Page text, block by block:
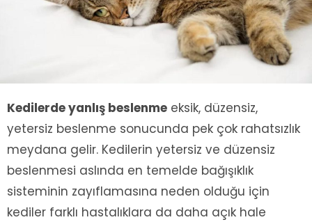
Kedilerde yanlış beslenme eksik, düzensiz,
yetersiz beslenme sonucunda pek çok rahatsızlık
meydana gelir. Kedilerin yetersiz ve düzensiz
beslenmesi aslında en temelde bağışıklık
sisteminin zayıflamasına neden olduğu için
kediler farklı hastalıklara da daha açık hale